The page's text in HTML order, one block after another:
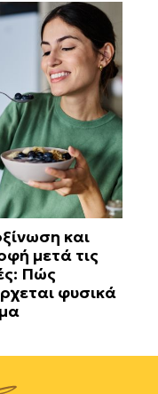
και
μετά τις
Πώς
φυσικά